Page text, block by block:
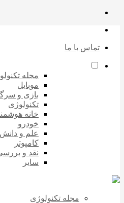
تماس با ما
مجله تکنولوژی
موبایل
بازی و سرگرمی
تکنولوژی
خانه هوشمند
خودرو
علم و دانش
کامپوتر
نقد و بررسی
سایر
مجله تکنولوژی